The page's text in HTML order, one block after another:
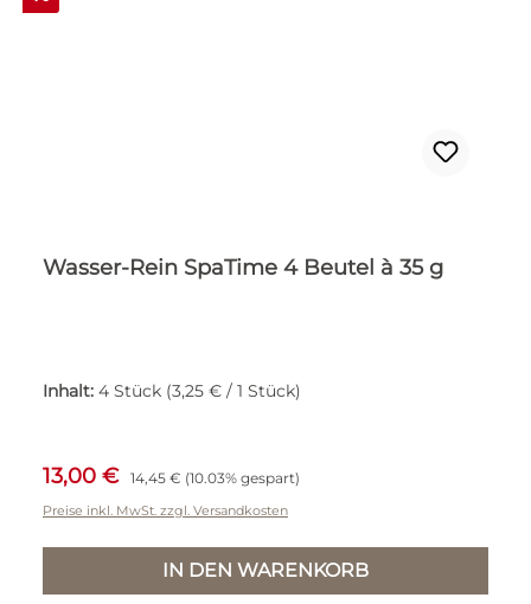
Wasser-Rein SpaTime 4 Beutel à 35 g
Inhalt: 4 Stück (3,25 € / 1 Stück)
Verkaufspreis:
13,00 € Regulärer Preis:
14,45 € (10.03% gespart)
Preise inkl. MwSt. zzgl. Versandkosten
IN DEN WARENKORB